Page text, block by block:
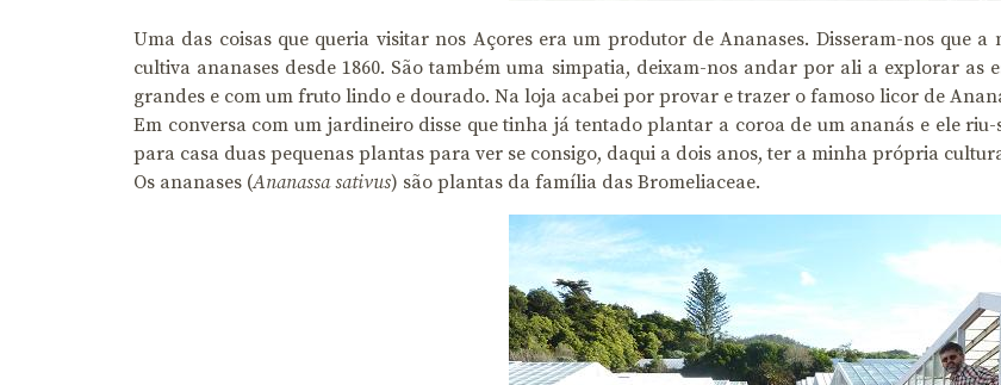
Uma das coisas que queria visitar nos Açores era um produtor de Ananases. Disseram-nos que
cultiva ananases desde 1860. São também uma simpatia, deixam-nos andar por ali a explorar as
grandes e com um fruto lindo e dourado. Na loja acabei por provar e trazer o famoso licor de
Em conversa com um jardineiro disse que tinha já tentado plantar a coroa de um ananás e ele
para casa duas pequenas plantas para ver se consigo, daqui a dois anos, ter a minha própria
Os ananases (Ananassa sativus) são plantas da família das Bromeliaceae.